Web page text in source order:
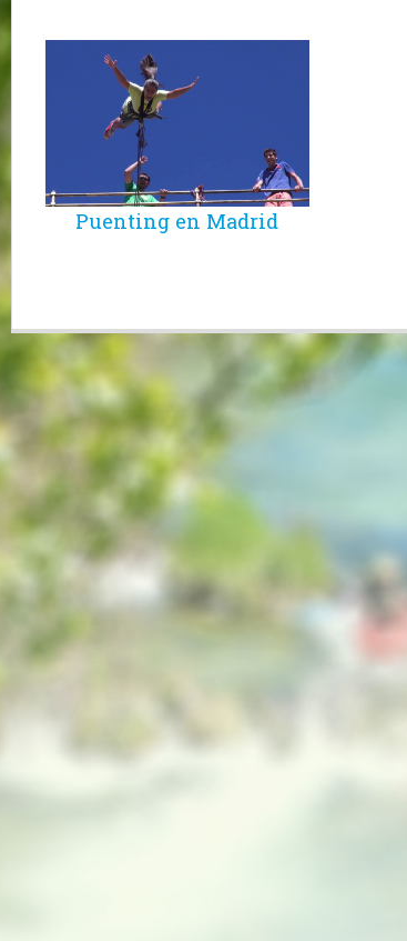
Puenting en Madrid